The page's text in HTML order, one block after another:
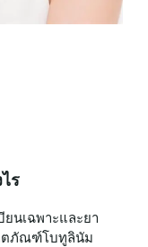
ร
ยนเฉพาะและยา
ตภัณฑ์โบทูลินัม